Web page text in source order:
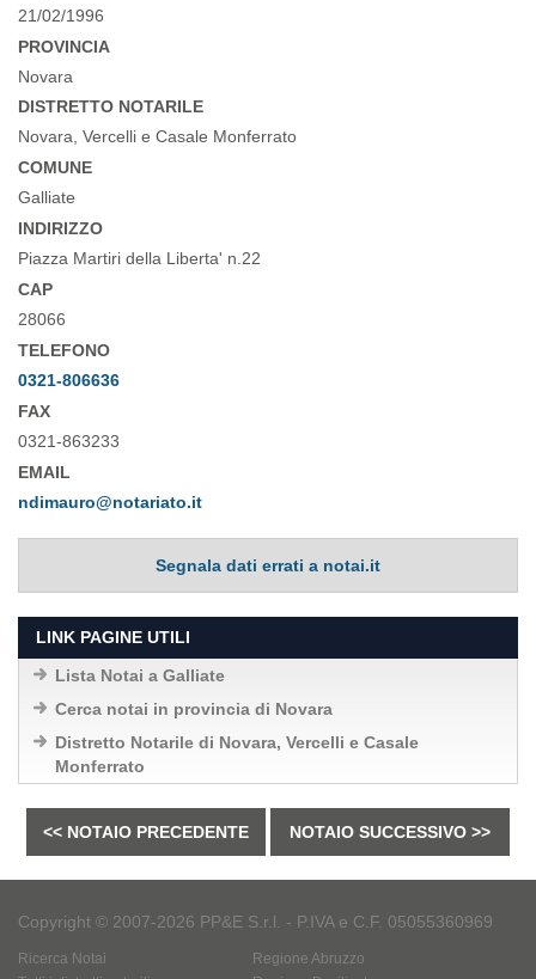
21/02/1996
PROVINCIA
Novara
DISTRETTO NOTARILE
Novara, Vercelli e Casale Monferrato
COMUNE
Galliate
INDIRIZZO
Piazza Martiri della Liberta' n.22
CAP
28066
TELEFONO
0321-806636
FAX
0321-863233
EMAIL
ndimauro@notariato.it
Segnala dati errati a notai.it
LINK PAGINE UTILI
Lista Notai a Galliate
Cerca notai in provincia di Novara
Distretto Notarile di Novara, Vercelli e Casale
Monferrato
<< NOTAIO PRECEDENTE NOTAIO SUCCESSIVO >>
Copyright © 2007-2026 PP&E S.r.l. - P.IVA e C.F. 05055360969
Ricerca Notai
Regione Abruzzo